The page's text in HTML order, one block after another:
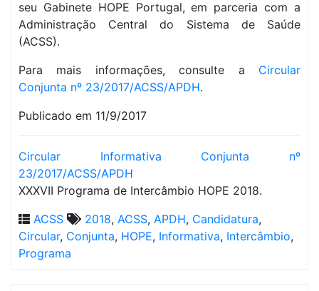
seu Gabinete HOPE Portugal, em parceria com a
Administração Central do Sistema de Saúde
(ACSS).
Para mais informações, consulte a Circular
Conjunta nº 23/2017/ACSS/APDH.
Publicado em 11/9/2017
Circular Informativa Conjunta nº
23/2017/ACSS/APDH
XXXVII Programa de Intercâmbio HOPE 2018.
ACSS
2018, ACSS, APDH, Candidatura,
Circular, Conjunta, HOPE, Informativa, Intercâmbio,
Programa